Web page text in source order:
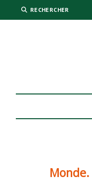
RECHERCHER
Monde.